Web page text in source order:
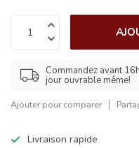
Commandez avant
jour ouvrable même!
Ajouter pour comparer
Livraison rapide